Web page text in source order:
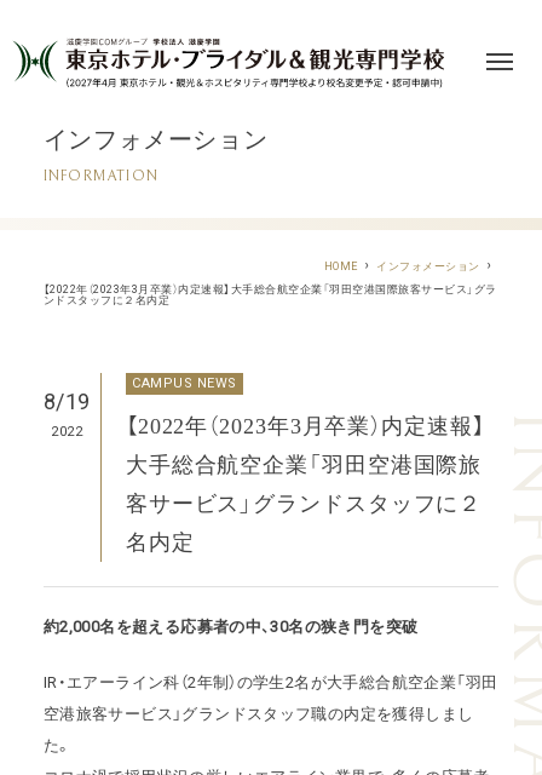
インフォメーション
INFORMATION
HOME
インフォメーション
【2022年（2023年3月卒業）内定速報】大手総合航空企業「羽田空港国際旅客サービス」グラ
ンドスタッフに２名内定
8/19
2022
CAMPUS NEWS
【2022年（2023年3月卒業）内定速報】
大手総合航空企業「羽田空港国際旅
客サービス」グランドスタッフに２
名内定
約2,000名を超える応募者の中、30名の狭き門を突破
IR・エアーライン科（2年制）の学生2名が大手総合航空企業「羽田
空港旅客サービス」グランドスタッフ職の内定を獲得しまし
た。